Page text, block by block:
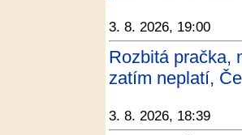
3. 8. 2026, 19:00
Rozbitá pračka,
zatím neplatí,
3. 8. 2026, 18:39